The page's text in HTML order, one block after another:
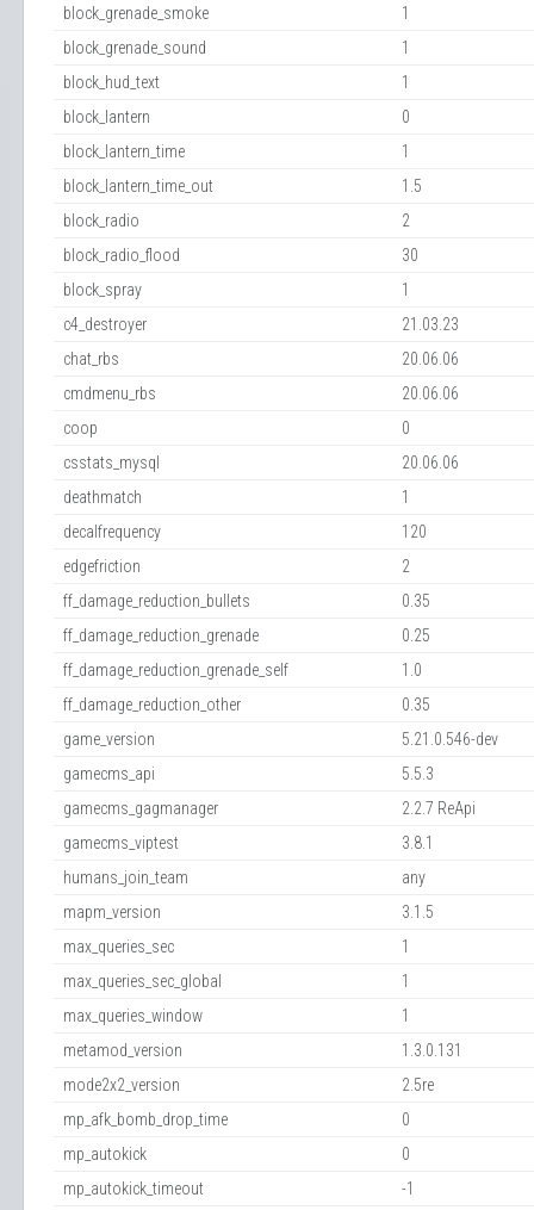
block_grenade_smoke
1
block_grenade_sound
1
block_hud_text
1
block_lantern
0
block_lantern_time
1
block_lantern_time_out
1.5
block_radio
2
block_radio_flood
30
block_spray
1
c4_destroyer
21.03.23
chat_rbs
20.06.06
cmdmenu_rbs
20.06.06
coop
0
csstats_mysql
20.06.06
deathmatch
1
decalfrequency
120
edgefriction
2
ff_damage_reduction_bullets
0.35
ff_damage_reduction_grenade
0.25
ff_damage_reduction_grenade_self
1.0
ff_damage_reduction_other
0.35
game_version
5.21.0.546-dev
gamecms_api
5.5.3
gamecms_gagmanager
2.2.7 ReApi
gamecms_viptest
3.8.1
humans_join_team
any
mapm_version
3.1.5
max_queries_sec
1
max_queries_sec_global
1
max_queries_window
1
metamod_version
1.3.0.131
mode2x2_version
2.5re
mp_afk_bomb_drop_time
0
mp_autokick
0
mp_autokick_timeout
-1